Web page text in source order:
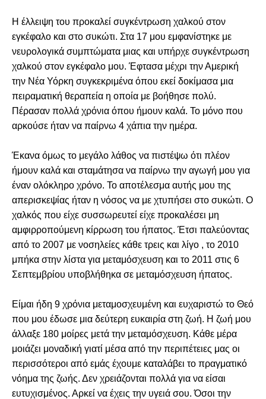
Η έλλειψη του προκαλεί συγκέντρωση χαλκού στον
εγκέφαλο και στο συκώτι. Στα 17 μου εμφανίστηκε με
νευρολογικά συμπτώματα μιας και υπήρχε συγκέντρωση
χαλκού στον εγκέφαλο μου. Έφτασα μέχρι την Αμερική
την Νέα Υόρκη συγκεκριμένα όπου εκεί δοκίμασα μια
πειραματική θεραπεία η οποία με βοήθησε πολύ.
Πέρασαν πολλά χρόνια όπου ήμουν καλά. Το μόνο που
αρκούσε ήταν να παίρνω 4 χάπια την ημέρα.
Έκανα όμως το μεγάλο λάθος να πιστέψω ότι πλέον
ήμουν καλά και σταμάτησα να παίρνω την αγωγή μου για
έναν ολόκληρο χρόνο. Το αποτέλεσμα αυτής μου της
απερισκεψίας ήταν η νόσος να με χτυπήσει στο συκώτι. Ο
χαλκός που είχε συσσωρευτεί είχε προκαλέσει μη
αμφιρροπούμενη κίρρωση του ήπατος. Έτσι παλεύοντας
από το 2007 με νοσηλείες κάθε τρεις και λίγο , το 2010
μπήκα στην λίστα για μεταμόσχευση και το 2011 στις 6
Σεπτεμβρίου υποβλήθηκα σε μεταμόσχευση ήπατος.
Είμαι ήδη 9 χρόνια μεταμοσχευμένη και ευχαριστώ το Θεό
που μου έδωσε μια δεύτερη ευκαιρία στη ζωή. Η ζωή μου
άλλαξε 180 μοίρες μετά την μεταμόσχευση. Κάθε μέρα
μοιάζει μοναδική γιατί μέσα από την περιπέτειες μας οι
περισσότεροι από εμάς έχουμε καταλάβει το πραγματικό
νόημα της ζωής. Δεν χρειάζονται πολλά για να είσαι
ευτυχισμένος. Αρκεί να έχεις την υγειά σου. Όσοι την